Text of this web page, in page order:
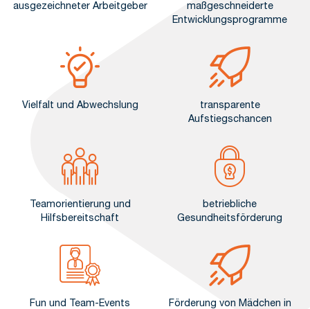
ausgezeichneter Arbeitgeber
maßgeschneiderte
Entwicklungsprogramme
Vielfalt und Abwechslung
transparente
Aufstiegschancen
Teamorientierung und
Hilfsbereitschaft
betriebliche
Gesundheitsförderung
Fun und Team-Events
Förderung von Mädchen in